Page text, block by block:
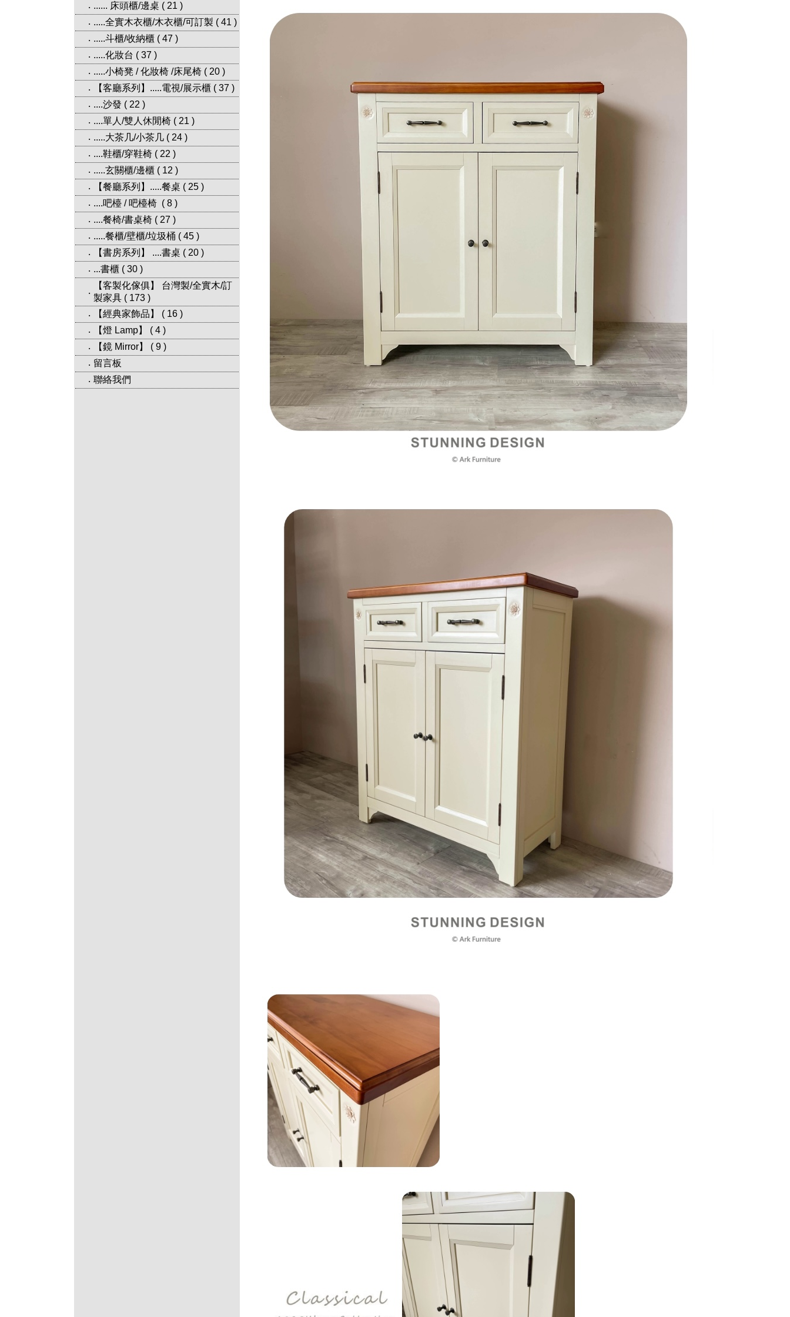
‧ ...... 床頭櫃/邊桌 ( 21 )
‧ .....全實木衣櫃/木衣櫃/可訂製 ( 41 )
‧ .....斗櫃/收納櫃 ( 47 )
‧ .....化妝台 ( 37 )
‧ .....小椅凳 / 化妝椅 /床尾椅 ( 20 )
‧
【客廳系列】.....電視/展示櫃 ( 37 )
‧ ....沙發 ( 22 )
‧ ....單人/雙人休閒椅 ( 21 )
‧ .....大茶几/小茶几 ( 24 )
‧ ....鞋櫃/穿鞋椅 ( 22 )
‧ .....玄關櫃/邊櫃 ( 12 )
‧
【餐廳系列】.....餐桌 ( 25 )
‧ ....吧檯 / 吧檯椅 ( 8 )
‧ ....餐椅/書桌椅 ( 27 )
‧ .....餐櫃/壁櫃/垃圾桶 ( 45 )
‧
【書房系列】 ....書桌 ( 20 )
‧ ...書櫃 ( 30 )
‧
【客製化傢俱】 台灣製/全實木/訂
製家具 ( 173 )
‧
【經典家飾品】 ( 16 )
‧
【燈 Lamp】 ( 4 )
‧
【鏡 Mirror】 ( 9 )
‧ 留言板
‧ 聯絡我們